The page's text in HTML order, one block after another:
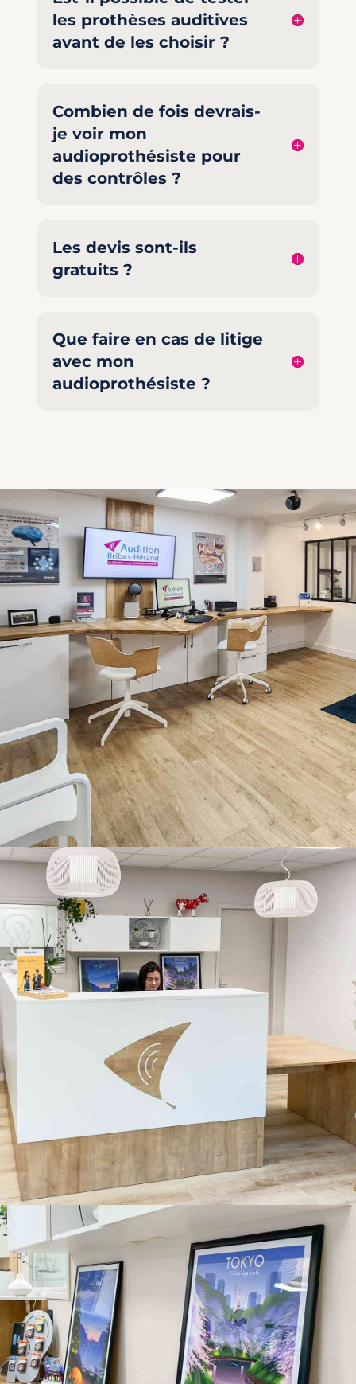
les prothèses auditives
avant de les choisir ?
Combien de fois devrais-
je voir mon
audioprothésiste pour
des contrôles ?
Les devis sont-ils
gratuits ?
Que faire en cas de litige
avec mon
audioprothésiste ?